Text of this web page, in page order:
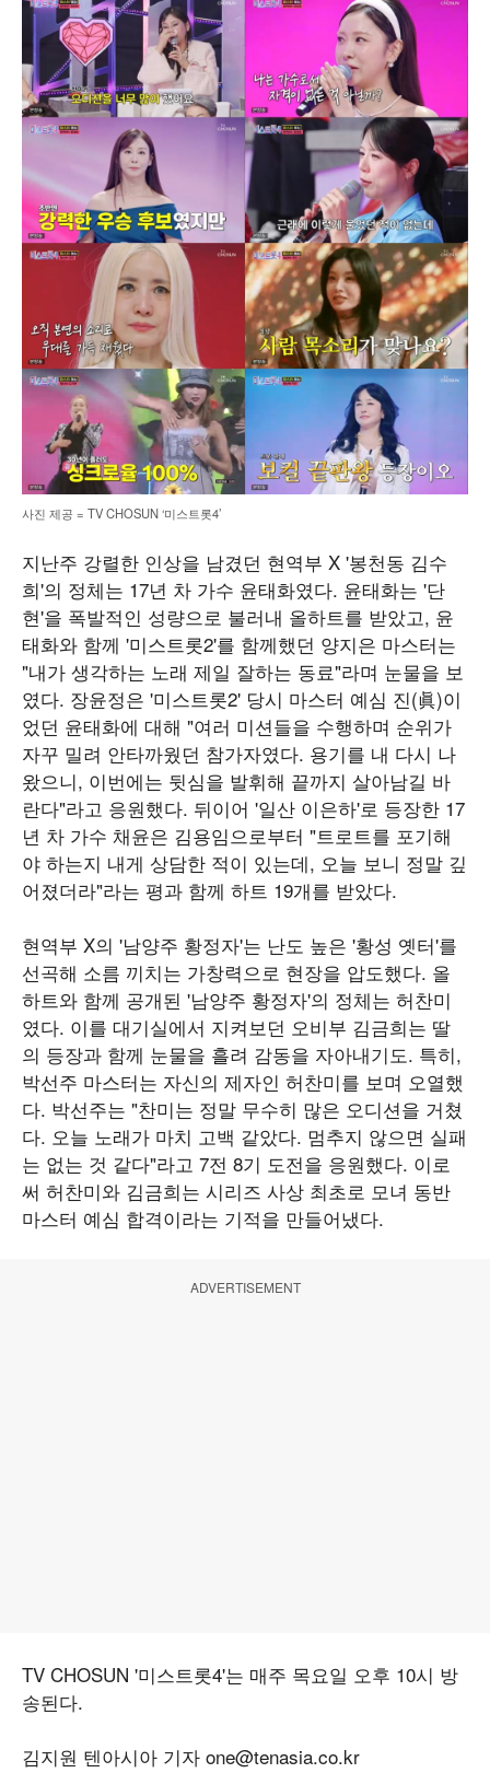
사진 제공 = TV CHOSUN ‘미스트롯4’
지난주 강렬한 인상을 남겼던 현역부 X '봉천동 김수
희'의 정체는 17년 차 가수 윤태화였다. 윤태화는 '단
현'을 폭발적인 성량으로 불러내 올하트를 받았고, 윤
태화와 함께 '미스트롯2'를 함께했던 양지은 마스터는
"내가 생각하는 노래 제일 잘하는 동료"라며 눈물을 보
였다. 장윤정은 '미스트롯2' 당시 마스터 예심 진(眞)이
었던 윤태화에 대해 "여러 미션들을 수행하며 순위가
자꾸 밀려 안타까웠던 참가자였다. 용기를 내 다시 나
왔으니, 이번에는 뒷심을 발휘해 끝까지 살아남길 바
란다"라고 응원했다. 뒤이어 '일산 이은하'로 등장한 17
년 차 가수 채윤은 김용임으로부터 "트로트를 포기해
야 하는지 내게 상담한 적이 있는데, 오늘 보니 정말 깊
어졌더라"라는 평과 함께 하트 19개를 받았다.
현역부 X의 '남양주 황정자'는 난도 높은 '황성 옛터'를
선곡해 소름 끼치는 가창력으로 현장을 압도했다. 올
하트와 함께 공개된 '남양주 황정자'의 정체는 허찬미
였다. 이를 대기실에서 지켜보던 오비부 김금희는 딸
의 등장과 함께 눈물을 흘려 감동을 자아내기도. 특히,
박선주 마스터는 자신의 제자인 허찬미를 보며 오열했
다. 박선주는 "찬미는 정말 무수히 많은 오디션을 거쳤
다. 오늘 노래가 마치 고백 같았다. 멈추지 않으면 실패
는 없는 것 같다"라고 7전 8기 도전을 응원했다. 이로
써 허찬미와 김금희는 시리즈 사상 최초로 모녀 동반
마스터 예심 합격이라는 기적을 만들어냈다.
ADVERTISEMENT
TV CHOSUN '미스트롯4'는 매주 목요일 오후 10시 방
송된다.
김지원 텐아시아 기자 one@tenasia.co.kr